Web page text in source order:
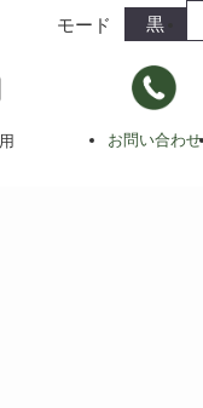
モード 黒
お問い合わせ